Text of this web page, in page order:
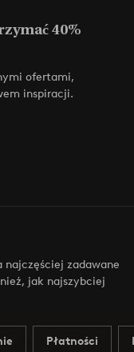
40%
ofertami,
inspiracji.
najczęściej zadawane
jak najszybciej
Płatności